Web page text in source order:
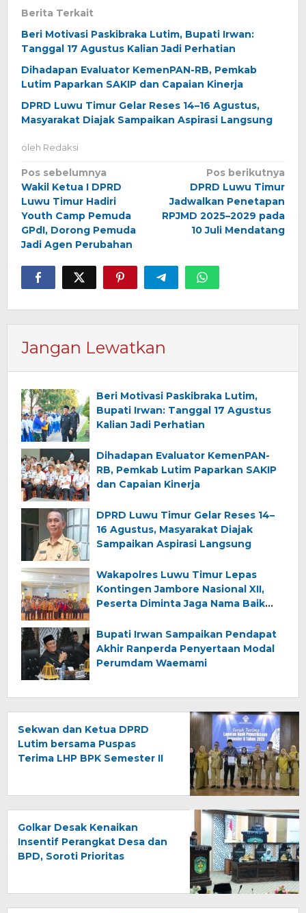
Berita Terkait
Beri Motivasi Paskibraka Lutim, Bupati Irwan:
Tanggal 17 Agustus Kalian Jadi Perhatian
Dihadapan Evaluator KemenPAN-RB, Pemkab
Lutim Paparkan SAKIP dan Capaian Kinerja
DPRD Luwu Timur Gelar Reses 14–16 Agustus,
Masyarakat Diajak Sampaikan Aspirasi Langsung
oleh Redaksi
Navigasi
pos
Pos sebelumnya
Wakil Ketua I DPRD
Luwu Timur Hadiri
Youth Camp Pemuda
GPdI, Dorong Pemuda
Jadi Agen Perubahan
Pos berikutnya
DPRD Luwu Timur
Jadwalkan Penetapan
RPJMD 2025–2029 pada
10 Juli Mendatang
Jangan Lewatkan
Beri Motivasi Paskibraka Lutim,
Bupati Irwan: Tanggal 17 Agustus
Kalian Jadi Perhatian
Dihadapan Evaluator KemenPAN-
RB, Pemkab Lutim Paparkan SAKIP
dan Capaian Kinerja
DPRD Luwu Timur Gelar Reses 14–
16 Agustus, Masyarakat Diajak
Sampaikan Aspirasi Langsung
Wakapolres Luwu Timur Lepas
Kontingen Jambore Nasional XII,
Peserta Diminta Jaga Nama Baik
Bupati Irwan Sampaikan Pendapat
Akhir Ranperda Penyertaan Modal
Perumdam Waemami
Sekwan dan Ketua DPRD
Lutim bersama Puspas
Terima LHP BPK Semester II
Golkar Desak Kenaikan
Insentif Perangkat Desa dan
BPD, Soroti Prioritas